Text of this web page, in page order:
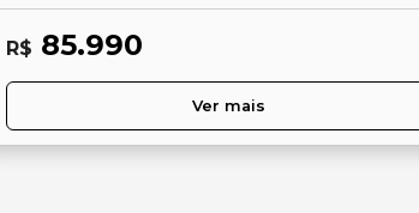
R$ 85.990
Ver mais